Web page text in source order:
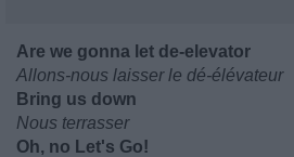
Are we gonna let de-elevator
Allons-nous laisser le dé-élévateur
Bring us down
Nous terrasser
Oh, no Let's Go!